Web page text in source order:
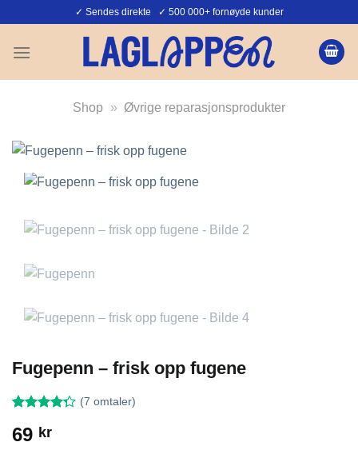
content
✓ Sendes direkte ✓ 500 000+ fornøyde kunder
Shop » Øvrige reparasjonsprodukter
Fugepenn – frisk opp fugene
4.29
av 5
(7 omtaler)
69 kr